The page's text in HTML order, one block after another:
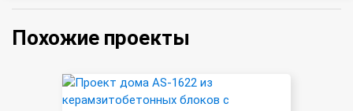
Похожие проекты